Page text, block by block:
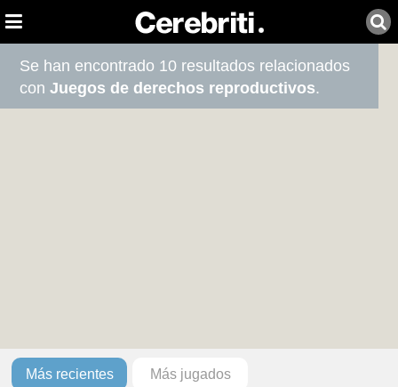
Se han encontrado 10 resultados relacionados
conJuegos de derechos reproductivos.
Más recientes Más jugados